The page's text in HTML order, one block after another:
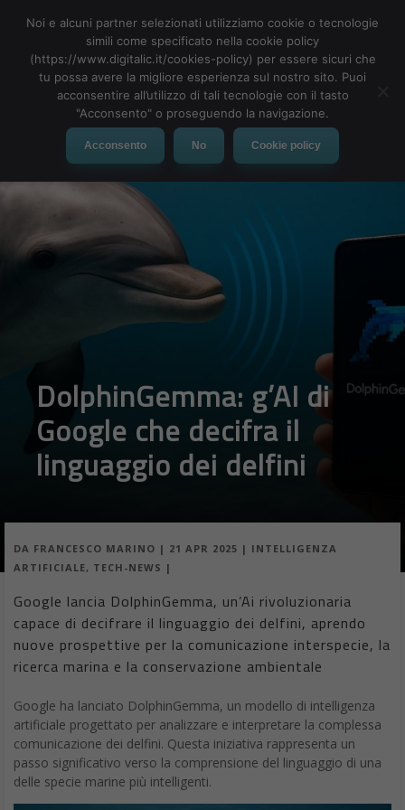
MENU
DolphinGemma: g’AI di
Google che decifra il
linguaggio dei delfini
DA FRANCESCO MARINO | 21 APR 2025 | INTELLIGENZA
ARTIFICIALE, TECH-NEWS |
Google lancia DolphinGemma, un’Ai rivoluzionaria
capace di decifrare il linguaggio dei delfini, aprendo
nuove prospettive per la comunicazione interspecie, la
ricerca marina e la conservazione ambientale
Google ha lanciato DolphinGemma, un modello di intelligenza
artificiale progettato per analizzare e interpretare la complessa
comunicazione dei delfini. Questa iniziativa rappresenta un
passo significativo verso la comprensione del linguaggio di una
delle specie marine più intelligenti.
Noi e alcuni partner selezionati utilizziamo cookie o tecnologie
simili come specificato nella cookie policy
(https://www.digitalic.it/cookies-policy) per essere sicuri che
tu possa avere la migliore esperienza sul nostro sito. Puoi
acconsentire all’utilizzo di tali tecnologie con il tasto
"Acconsento" o proseguendo la navigazione.
Acconsento No Cookie policy